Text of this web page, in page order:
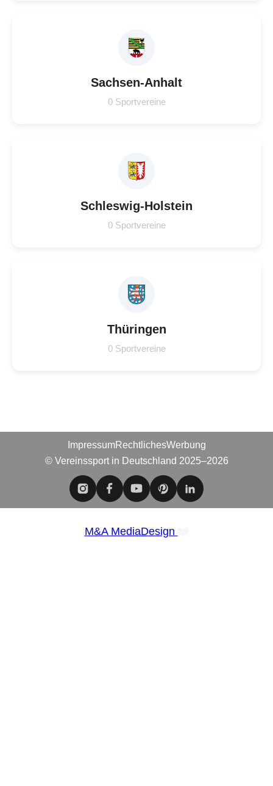
Sachsen-Anhalt
0 Sportvereine
Schleswig-Holstein
0 Sportvereine
Thüringen
0 Sportvereine
ImpressumRechtlichesWerbung
© Vereinssport in Deutschland 2025–2026
M&A MediaDesign